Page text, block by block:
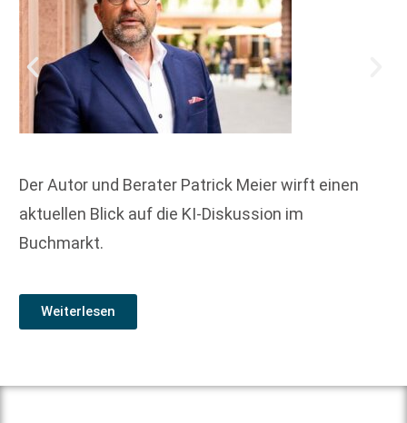
Der Autor und Berater Patrick Meier wirft einen
aktuellen Blick auf die KI-Diskussion im
Buchmarkt.
Weiterlesen